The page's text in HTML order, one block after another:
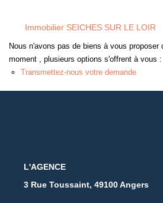
Immobilier SEICHES SUR LE LOIR
Nous n'avons pas de biens à vous proposer
moment , plusieurs options s'offrent à vous :
Transmettez-nous votre demande
L'AGENCE
3 Rue Toussaint, 49100 Angers